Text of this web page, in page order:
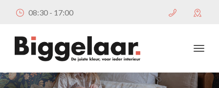
08:30 - 17:00